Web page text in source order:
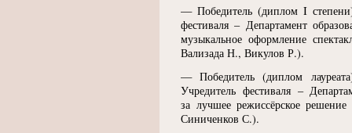
— Победитель (диплом I
фестиваля – Департамент
музыкальное оформление
Вализада Н., Викулов Р.).
— Победитель (диплом
Учредитель фестиваля –
за лучшее режиссёрское
Синиченков С.).